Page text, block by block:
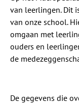
van leerlingen. Dit
van onze school.
omgaan met
ouders en
de
De gegevens die